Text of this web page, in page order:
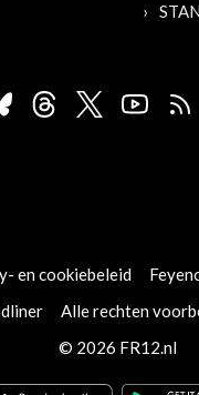
en cookiebeleid
Alle rechten
© 2026 FR12.nl